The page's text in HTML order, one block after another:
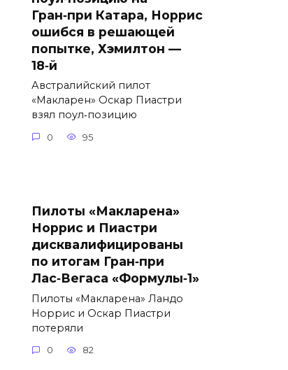
Гран‑при Катара, Норрис
ошибся в решающей
попытке, Хэмилтон —
18‑й
Австралийский пилот
«Макларен» Оскар Пиастри
взял поул‑позицию
0 95
Пилоты «Макларена»
Норрис и Пиастри
дисквалифицированы
по итогам Гран‑при
Лас‑Вегаса «Формулы‑1»
Пилоты «Макларена» Ландо
Норрис и Оскар Пиастри
потеряли
0 82